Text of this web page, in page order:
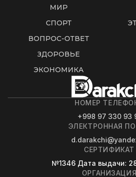
МИР
СПОРТ
ВОПРОС-ОТВЕТ
ЗДОРОВЬЕ
ЭКОНОМИКА
НОМЕР
+998 97 330 93
ЭЛЕКТРОННАЯ
СЕРТИФИКАТ
№1346 Дата выдачи:
ОРГАНИЗАЦИЯ